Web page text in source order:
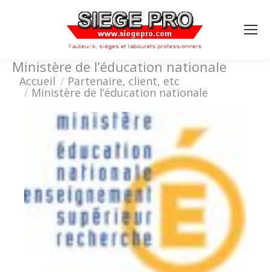
Ministère de l’éducation nationale
Vous êtes ici :
Accueil Partenaire, client, etc
Ministère de l’éducation nationale